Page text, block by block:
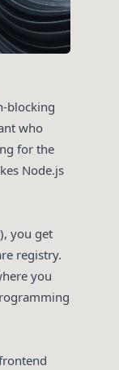
blocking
who
for the
Node.js
you get
registry.
you